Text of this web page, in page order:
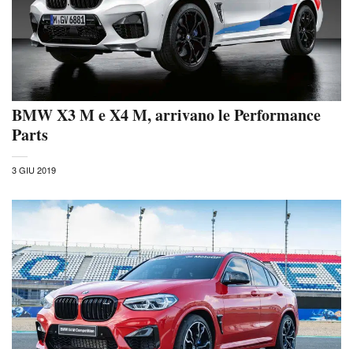
BMW X3 M e X4 M, arrivano le Performance
Parts
3 GIU 2019